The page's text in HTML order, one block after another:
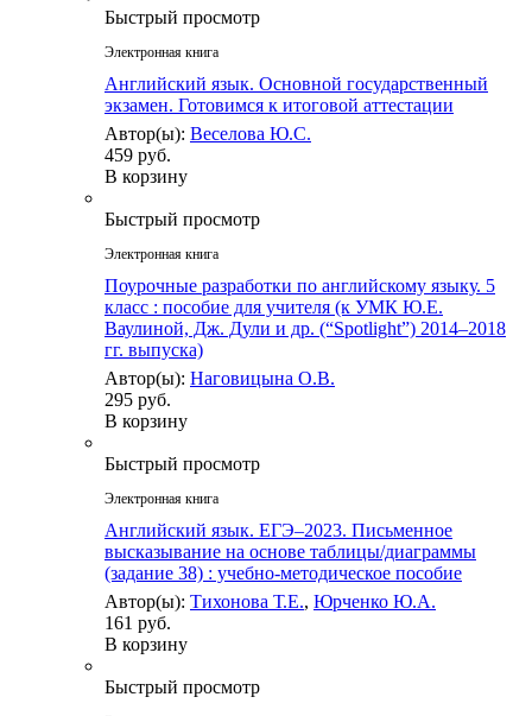
Быстрый просмотр
Электронная книга
Английский язык. Основной государственный
экзамен. Готовимся к итоговой аттестации
Автор(ы): Веселова Ю.С.
459 руб.
В корзину
Быстрый просмотр
Электронная книга
Поурочные разработки по английскому языку. 5
класс : пособие для учителя (к УМК Ю.Е.
Ваулиной, Дж. Дули и др. (“Spotlight”) 2014–2018
гг. выпуска)
Автор(ы): Наговицына О.В.
295 руб.
В корзину
Быстрый просмотр
Электронная книга
Английский язык. ЕГЭ–2023. Письменное
высказывание на основе таблицы/диаграммы
(задание 38) : учебно-методическое пособие
Автор(ы): Тихонова Т.Е., Юрченко Ю.А.
161 руб.
В корзину
Быстрый просмотр